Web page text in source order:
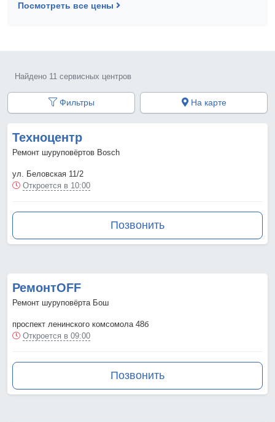
Посмотреть все цены
Найдено 11 сервисных центров
Фильтры На карте
Техноцентр
Ремонт шуруповёртов Bosch
ул. Беловская 11/2
Откроется в 10:00
Позвонить
РемонтOFF
Ремонт шуруповёрта Бош
проспект ленинского комсомола 48б
Откроется в 09:00
Позвонить